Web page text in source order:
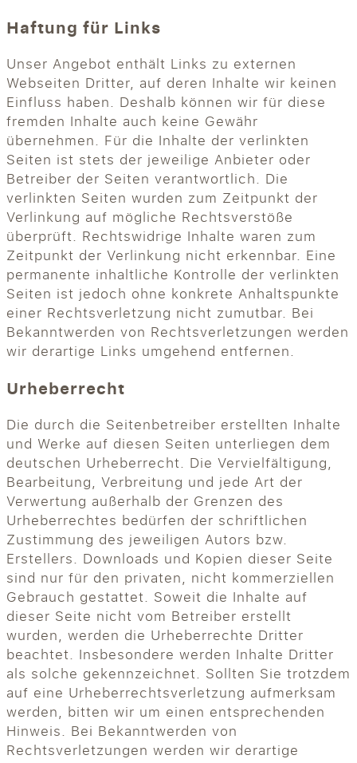
Haftung für Links
Unser Angebot enthält Links zu externen
Webseiten Dritter, auf deren Inhalte wir keinen
Einfluss haben. Deshalb können wir für diese
fremden Inhalte auch keine Gewähr
übernehmen. Für die Inhalte der verlinkten
Seiten ist stets der jeweilige Anbieter oder
Betreiber der Seiten verantwortlich. Die
verlinkten Seiten wurden zum Zeitpunkt der
Verlinkung auf mögliche Rechtsverstöße
überprüft. Rechtswidrige Inhalte waren zum
Zeitpunkt der Verlinkung nicht erkennbar. Eine
permanente inhaltliche Kontrolle der verlinkten
Seiten ist jedoch ohne konkrete Anhaltspunkte
einer Rechtsverletzung nicht zumutbar. Bei
Bekanntwerden von Rechtsverletzungen werden
wir derartige Links umgehend entfernen.
Urheberrecht
Die durch die Seitenbetreiber erstellten Inhalte
und Werke auf diesen Seiten unterliegen dem
deutschen Urheberrecht. Die Vervielfältigung,
Bearbeitung, Verbreitung und jede Art der
Verwertung außerhalb der Grenzen des
Urheberrechtes bedürfen der schriftlichen
Zustimmung des jeweiligen Autors bzw.
Erstellers. Downloads und Kopien dieser Seite
sind nur für den privaten, nicht kommerziellen
Gebrauch gestattet. Soweit die Inhalte auf
dieser Seite nicht vom Betreiber erstellt
wurden, werden die Urheberrechte Dritter
beachtet. Insbesondere werden Inhalte Dritter
als solche gekennzeichnet. Sollten Sie trotzdem
auf eine Urheberrechtsverletzung aufmerksam
werden, bitten wir um einen entsprechenden
Hinweis. Bei Bekanntwerden von
Rechtsverletzungen werden wir derartige